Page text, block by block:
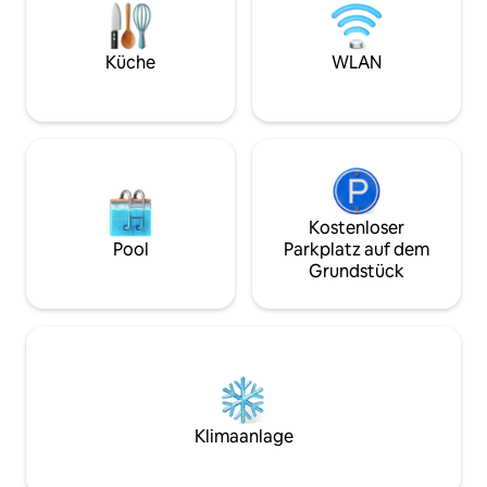
estar es el lugar perfecto para relajarse
después de un día explorando la ciudad y
cuenta con un cómodo sofá, una mesa
está totalmente equipada con todo lo
vitrocerámica, cafetera y utensilios de
cocina. Cuenta con una cama doble
queen size y el cuarto de baño está
equipado con una ducha y artículos de
apartamento es el lugar perfecto para
apartamento mediante un ascensor. A
este apartamento se accede solamente
por el ascensor y no por escaleras.
Dentro del apartamento, hay unas
privaten
Stock befinden
mit
Büchern und ein
Badewanne, eine
Badewanne und
zweiten Stock
Küche mit
Speisekammer,
und einen
öffnet sich zu
Küche WLAN
Pool
Kostenloser
Parkplatz auf dem
Grundstück
Klimaanlage